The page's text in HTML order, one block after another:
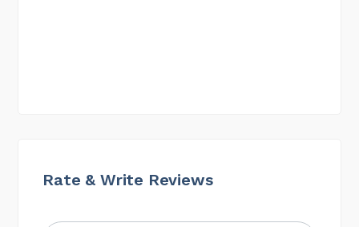
Rate & Write Reviews